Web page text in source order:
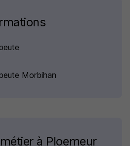
Morbihan
à Ploemeur